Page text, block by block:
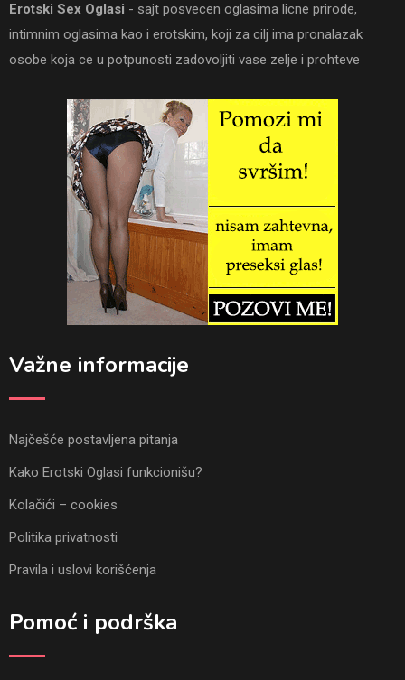
Erotski Sex Oglasi - sajt posvecen oglasima licne prirode,
intimnim oglasima kao i erotskim, koji za cilj ima pronalazak
osobe koja ce u potpunosti zadovoljiti vase zelje i prohteve
Važne informacije
Najčešće postavljena pitanja
Kako Erotski Oglasi funkcionišu?
Kolačići – cookies
Politika privatnosti
Pravila i uslovi korišćenja
Pomoć i podrška